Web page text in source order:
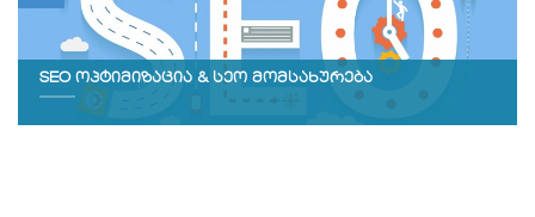
SEO ოპტიმიზაცია & სეო მომსახურება